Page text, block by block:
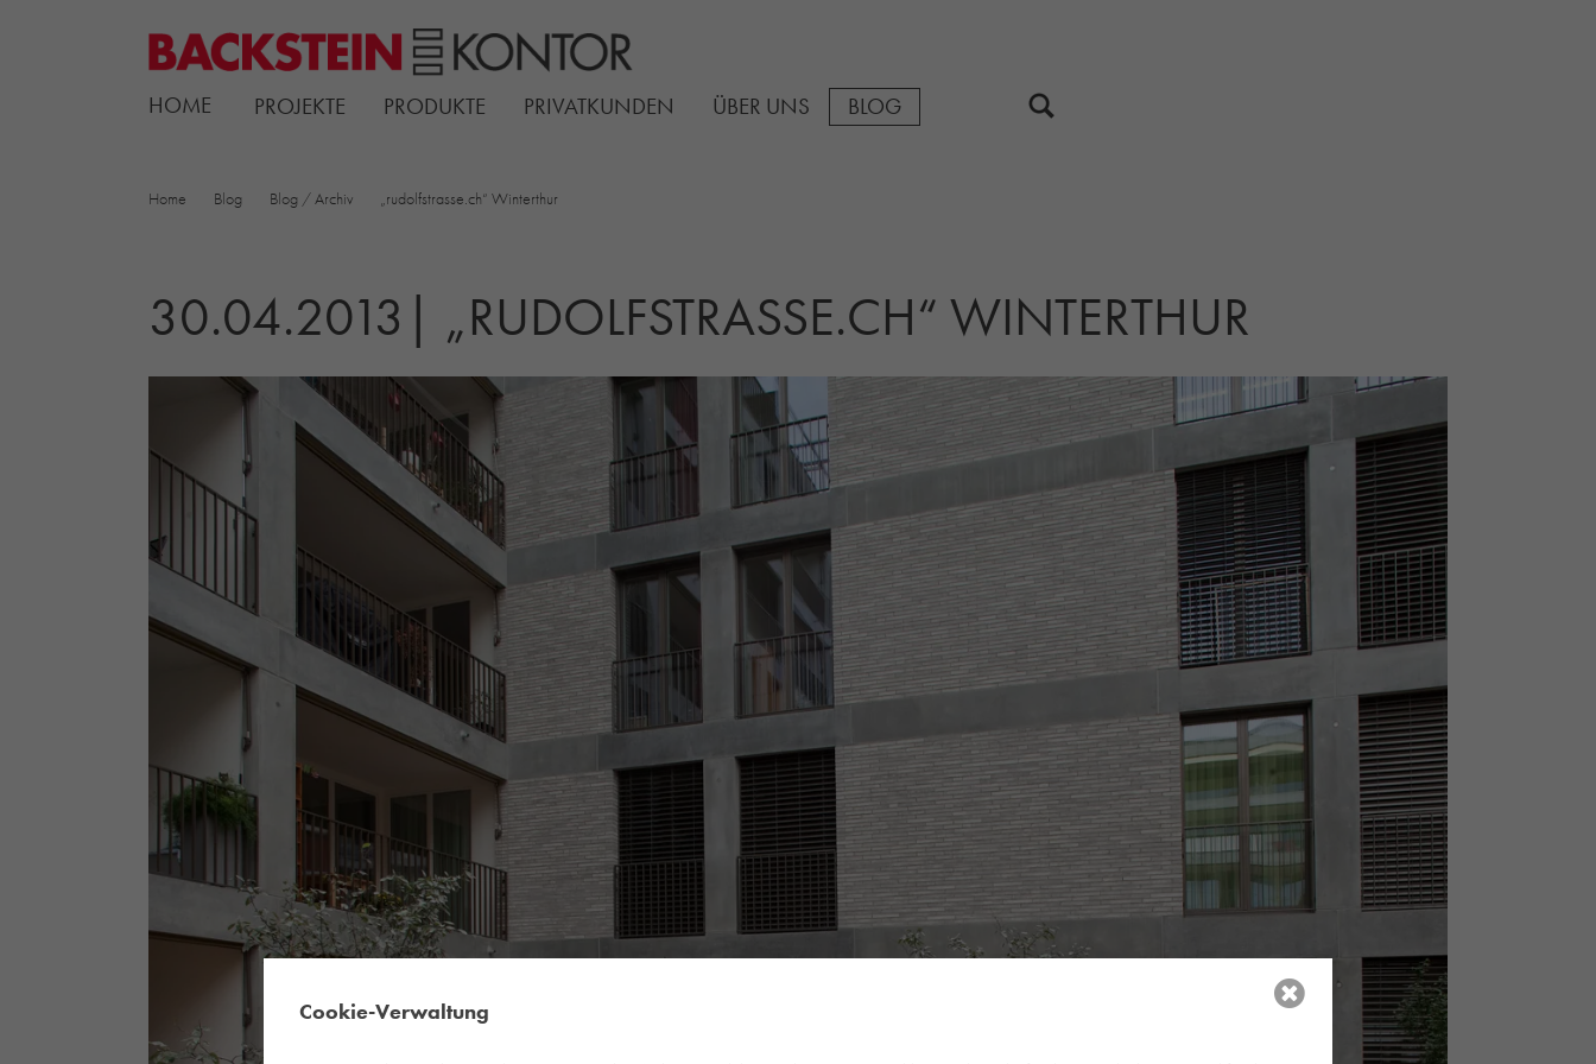
HOME PROJEKTE PRODUKTE PRIVATKUNDEN ÜBER UNS BLOG
Home Blog Blog / Archiv „rudolfstrasse.ch“ Winterthur
30.04.2013| „RUDOLFSTRASSE.CH“ WINTERTHUR
Cookie-Verwaltung